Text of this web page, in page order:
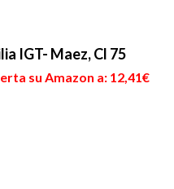
IGT- Maez, Cl 75
su Amazon a: 12,41€